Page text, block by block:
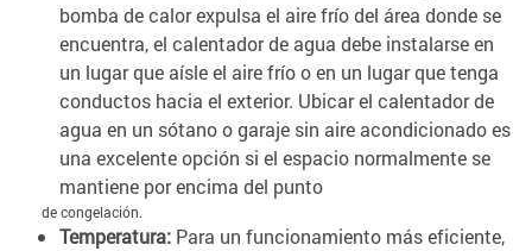
bomba de calor expulsa el aire frío del área donde se
encuentra, el calentador de agua debe instalarse en
un lugar que aísle el aire frío o en un lugar que tenga
conductos hacia el exterior. Ubicar el calentador de
agua en un sótano o garaje sin aire acondicionado es
una excelente opción si el espacio normalmente se
mantiene por encima del punto
de congelación.
Temperatura: Para un funcionamiento más eficiente,